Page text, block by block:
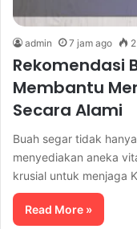
admin 7 jam ago 2
Rekomendasi
Membantu
Secara Alami
Buah segar tidak
menyediakan aneka
krusial untuk menjaga
Read More »